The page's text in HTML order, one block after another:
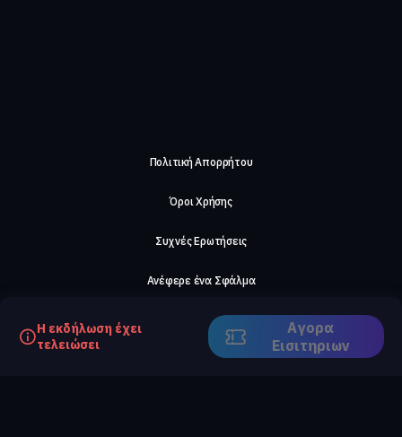
Η εκδήλωση έχει
τελειώσει
Αγορα
Eισιτηριων
Πολιτική Απορρήτου
Όροι Χρήσης
Συχνές Ερωτήσεις
Ανέφερε ένα Σφάλμα
Σχετικά με μας
Careers